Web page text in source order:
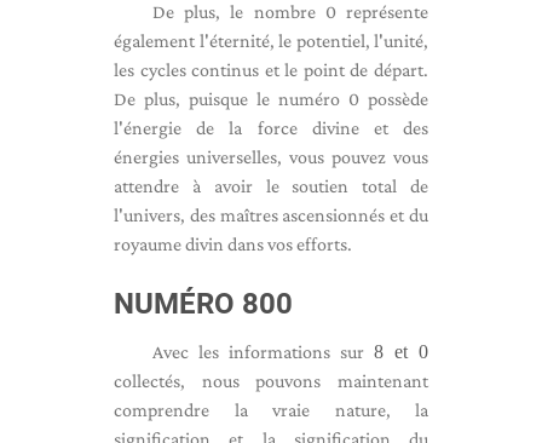
De plus, le nombre 0 représente
également l'éternité, le potentiel, l'unité,
les cycles continus et le point de départ.
De plus, puisque le numéro 0 possède
l'énergie de la force divine et des
énergies universelles, vous pouvez vous
attendre à avoir le soutien total de
l'univers, des maîtres ascensionnés et du
royaume divin dans vos efforts.
NUMÉRO 800
Avec les informations sur 8 et 0
collectés, nous pouvons maintenant
comprendre la vraie nature, la
signification et la signification du